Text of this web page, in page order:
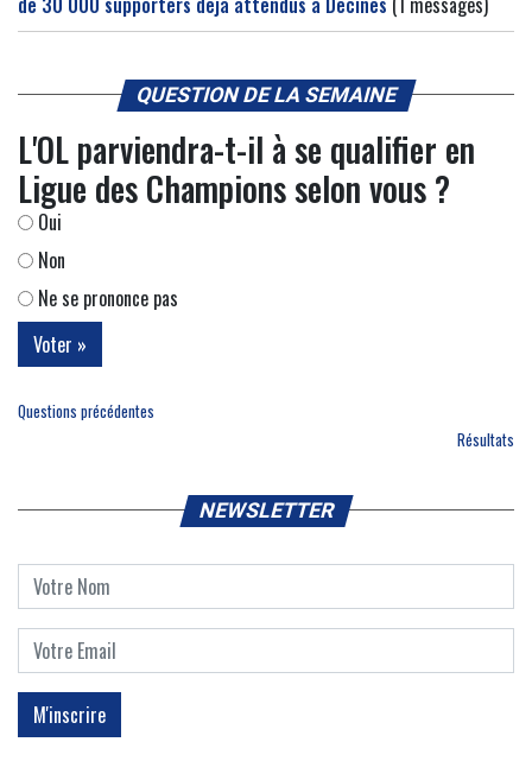
QUESTION DE LA SEMAINE
L'OL parviendra-t-il à se qualifier en
Ligue des Champions selon vous ?
Oui
Non
Ne se prononce pas
Questions précédentes
Résultats
NEWSLETTER